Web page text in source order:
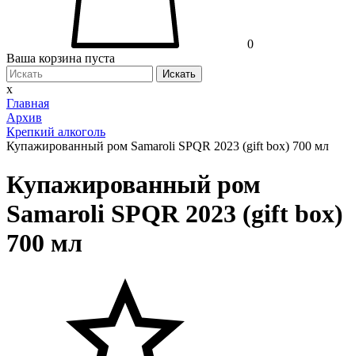
0
Ваша корзина пуста
Искать
x
Главная
Архив
Крепкий алкоголь
Купажированный ром Samaroli SPQR 2023 (gift box) 700 мл
Купажированный ром
Samaroli SPQR 2023 (gift box)
700 мл